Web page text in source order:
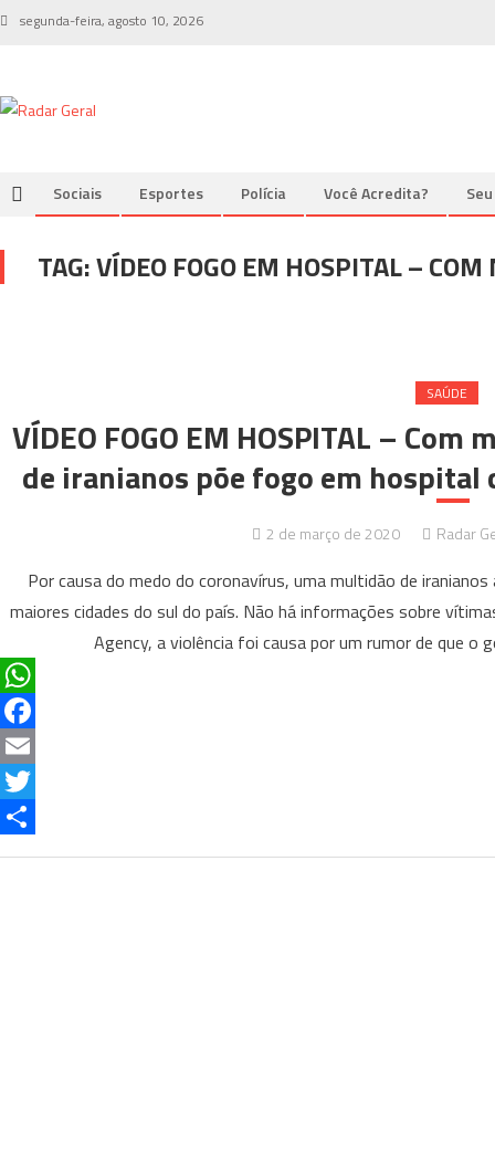
Skipsegunda-feira, agosto 10, 2026
Sociais Esportes Polícia Você Acredita?
TAG:VÍDEO FOGO EM HOSPITAL – COM
SAÚDE
VÍDEO FOGO EM HOSPITAL –
de iranianos põe fogo em
2 de março de 2020 Radar
Por causa do medo do coronavírus, uma multidão de
maiores cidades do sul do país. Não há informações sobre
Agency, a violência foi causa por um rumor de que
Share